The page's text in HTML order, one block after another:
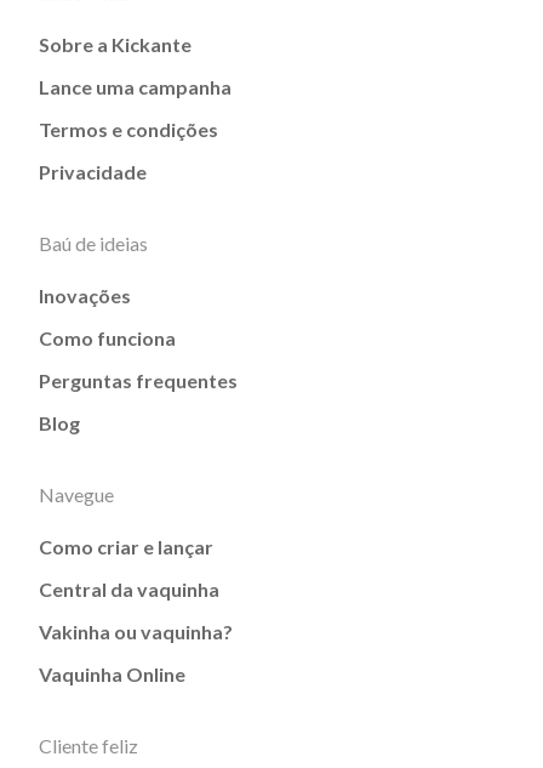
Sobre a Kickante
Lance uma campanha
Termos e condições
Privacidade
Baú de ideias
Inovações
Como funciona
Perguntas frequentes
Blog
Navegue
Como criar e lançar
Central da vaquinha
Vakinha ou vaquinha?
Vaquinha Online
Cliente feliz